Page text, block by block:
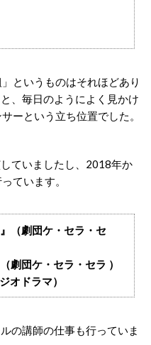
というものはそれほどあり
、毎日のようによく見かけ
ーという立ち位置でした。
ていましたし、2018年か
ています。
（劇団ケ・セラ・セ
劇団ケ・セラ・セラ ）
オドラマ）
の講師の仕事も行っていま